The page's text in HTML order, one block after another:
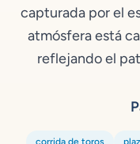
capturada por el
atmósfera está
reflejando el
corrida de toros